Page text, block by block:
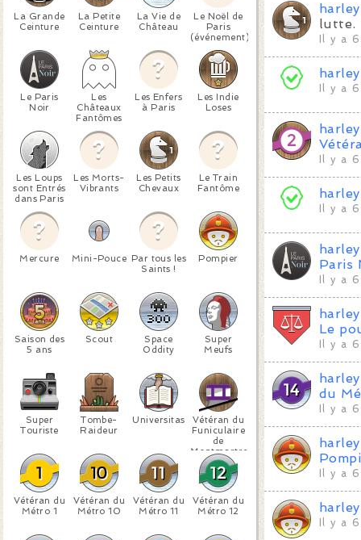
La Grande
Ceinture
La Petite
Ceinture
La Vie de
Château
Le Noël de
Paris
(événement)
Le Paris
Noir
Les
Châteaux
Fantômes
Les Enfers
à Paris
Les Indie
Loses
Les Loups
sont Entrés
dans Paris
Les Morts-
Vibrants
Les Petits
Chevaux
Le Train
Fantôme
Mercure Mini-Pouce Par tous les
Saints !
Pompier
Saison des
5 ans
Scout
Space
Oddity
Super
Meufs
Super
Touriste
Tombe-
Raideur
Universitas
Vétéran du
Funiculaire
de
Montmartre
Vétéran du
Métro 1
Vétéran du
Métro 10
Vétéran du
Métro 11
Vétéran du
Métro 12
lutte.
Il y a
Il y a
Il y a
Il y a
Paris
Il y a
Le
Il y a
du
Il y a
Il y a
Il y a